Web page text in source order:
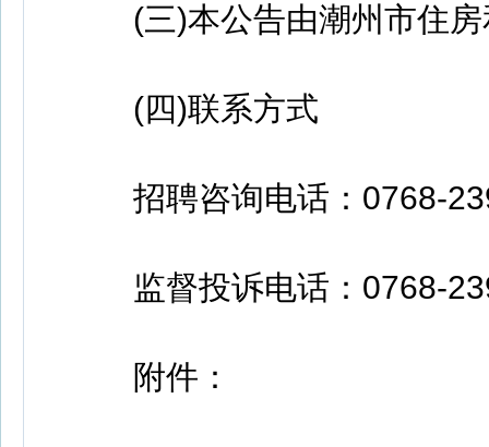
(三)本公告由潮州市住房
(四)联系方式
招聘咨询电话：0768-
监督投诉电话：0768-
附件：